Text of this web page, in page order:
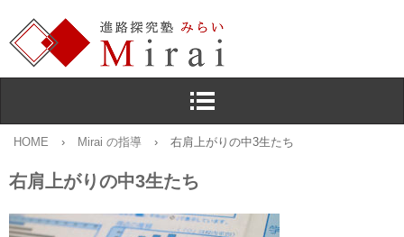
HOME › Mirai の指導 › 右肩上がりの中3生たち
右肩上がりの中3生たち